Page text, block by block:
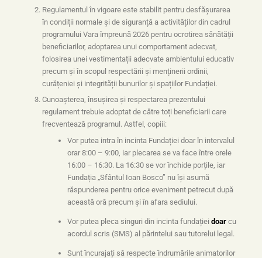
Regulamentul în vigoare este stabilit pentru desfășurarea
în condiții normale și de siguranță a activităților din cadrul
programului Vara împreună 2026 pentru ocrotirea sănătății
beneficiarilor, adoptarea unui comportament adecvat,
folosirea unei vestimentații adecvate ambientului educativ
precum și în scopul respectării și menținerii ordinii,
curățeniei și integrității bunurilor și spațiilor Fundației.
Cunoașterea, însușirea și respectarea prezentului
regulament trebuie adoptat de către toți beneficiarii care
frecventează programul. Astfel, copiii:
Vor putea intra în incinta Fundației doar în intervalul
orar 8:00 – 9:00, iar plecarea se va face între orele
16:00 – 16:30. La 16:30 se vor închide porțile, iar
Fundația „Sfântul Ioan Bosco” nu își asumă
răspunderea pentru orice eveniment petrecut după
această oră precum și în afara sediului.
Vor putea pleca singuri din incinta fundației doar cu
acordul scris (SMS) al părintelui sau tutorelui legal.
Sunt încurajați să respecte îndrumările animatorilor